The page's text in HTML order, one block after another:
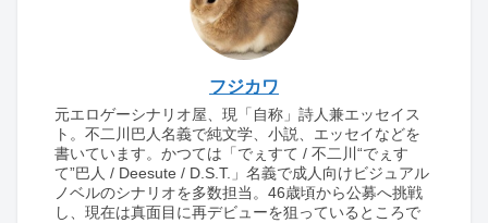
フジカワ
元エロゲーシナリオ屋、現「自称」詩人兼エッセイス
ト。不二川巴人名義で純文学、小説、エッセイなどを
書いています。かつては「でぇすて / 不二川“でぇす
て”巴人 / Deesute / D.S.T.」名義で成人向けビジュアル
ノベルのシナリオを多数担当。46歳頃から公募へ挑戦
し、現在は真面目に再デビューを狙っているところで